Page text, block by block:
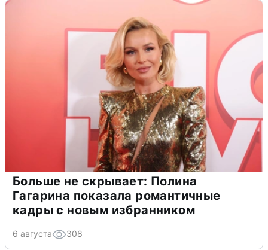
Больше не скрывает: Полина
Гагарина показала романтичные
кадры с новым избранником
6 августа 308